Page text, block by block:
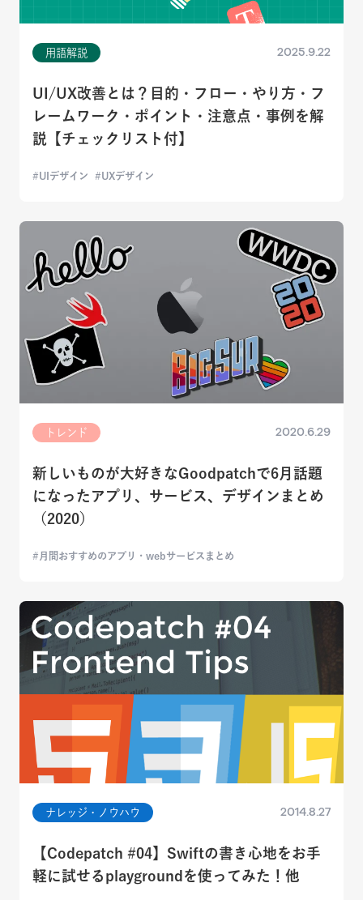
用語解説 2025.9.22
UI/UX改善とは？目的・フロー・やり方・フ
レームワーク・ポイント・注意点・事例を解
説【チェックリスト付】
UIデザイン UXデザイン
トレンド 2020.6.29
新しいものが大好きなGoodpatchで6月話題
になったアプリ、サービス、デザインまとめ
（2020）
月間おすすめのアプリ・webサービスまとめ
ナレッジ・ノウハウ 2014.8.27
【Codepatch #04】Swiftの書き心地をお手
軽に試せるplaygroundを使ってみた！他